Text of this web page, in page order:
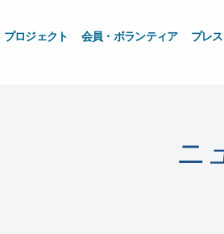
プロジェクト 会員・ボランティア プレス
ニ